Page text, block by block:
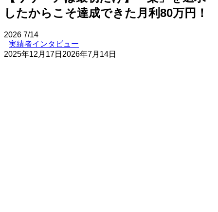
したからこそ達成できた月利80万円！
2026 7/14
実績者インタビュー
2025年12月17日 2026年7月14日